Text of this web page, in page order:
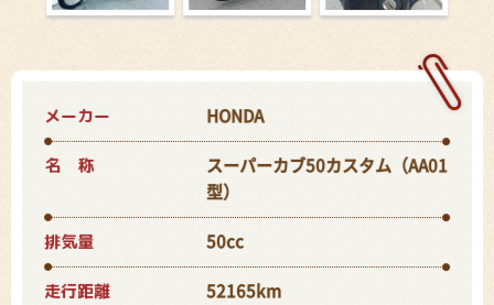
メーカー HONDA
名 称 スーパーカブ50カスタム（AA01
型）
排気量 50cc
走行距離 52165km